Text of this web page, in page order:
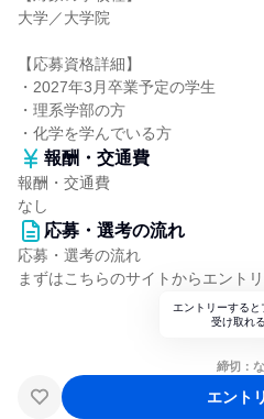
大学／大学院
【応募資格詳細】
・2027年3月卒業予定の学生
・理系学部の方
・化学を学んでいる方
報酬・交通費
報酬・交通費
なし
応募・選考の流れ
応募・選考の流れ
まずはこちらのサイトからエント
エントリーする
受け取れ
締切：
エント